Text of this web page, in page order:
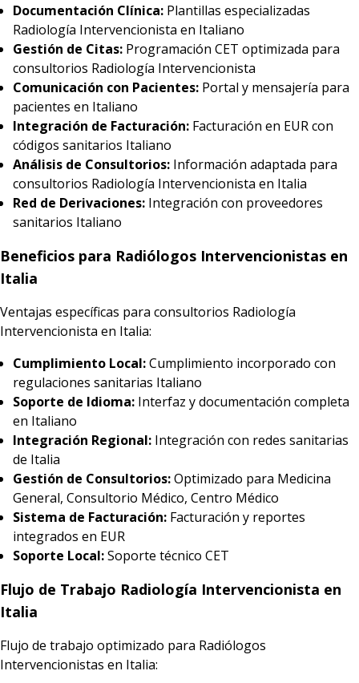
Documentación Clínica: Plantillas especializadas
Radiología Intervencionista en Italiano
Gestión de Citas: Programación CET optimizada para
consultorios Radiología Intervencionista
Comunicación con Pacientes: Portal y mensajería para
pacientes en Italiano
Integración de Facturación: Facturación en EUR con
códigos sanitarios Italiano
Análisis de Consultorios: Información adaptada para
consultorios Radiología Intervencionista en Italia
Red de Derivaciones: Integración con proveedores
sanitarios Italiano
Beneficios para Radiólogos Intervencionistas en
Italia
Ventajas específicas para consultorios Radiología
Intervencionista en Italia:
Cumplimiento Local:Cumplimiento incorporado con
regulaciones sanitarias Italiano
Soporte de Idioma: Interfaz y documentación completa
en Italiano
Integración Regional: Integración con redes sanitarias
de Italia
Gestión de Consultorios:Optimizado para Medicina
General, Consultorio Médico, Centro Médico
Sistema de Facturación: Facturación y reportes
integrados en EUR
Soporte Local:Soporte técnico CET
Flujo de Trabajo Radiología Intervencionista en
Italia
Flujo de trabajo optimizado para Radiólogos
Intervencionistas en Italia: